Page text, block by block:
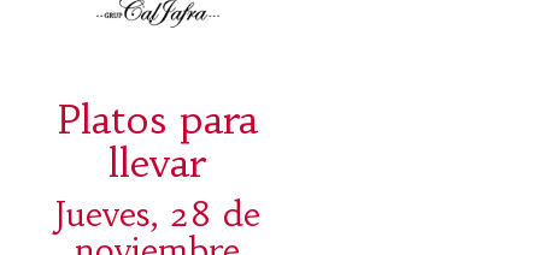
Platos para
llevar
Jueves, 28 de